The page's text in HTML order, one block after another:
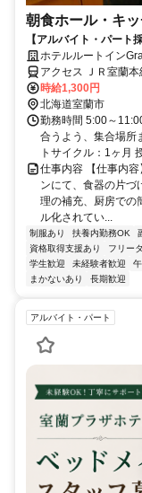
朝食ホール・キ
【アルバイト・パート
未経験歓迎！主婦(夫)
ホテルルートイン
アクセス ＪＲ室蘭
時給1,300円
北海道室蘭市
勤務時間 5:00～
合うよう、集合場所
トサイクル：1ヶ月
仕事内容 【仕事内
ンにて、食器の片づ
理の補充、厨房での
ル化されてい...
制服あり 扶養内勤務OK
資格取得支援あり
フリー
学生歓迎
未経験者歓迎
まかないあり
長期歓迎
アルバイト・パート